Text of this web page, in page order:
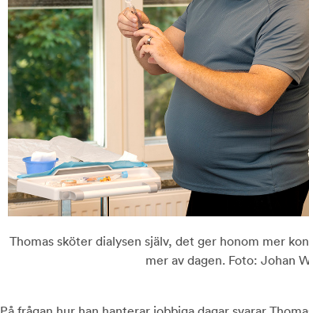
Thomas sköter dialysen själv, det ger honom mer
mer av dagen. Foto: Johan